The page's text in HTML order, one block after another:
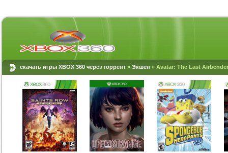
скачать игры XBOX 360 через торрент » Экшен » Avatar: The Last